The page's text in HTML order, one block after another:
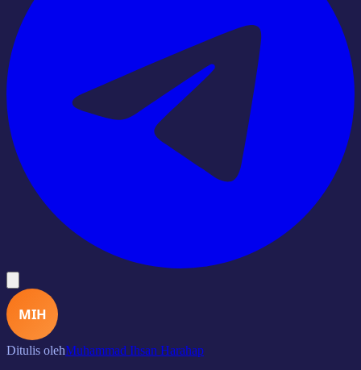
MIH
Ditulis olehMuhammad Ihsan Harahap